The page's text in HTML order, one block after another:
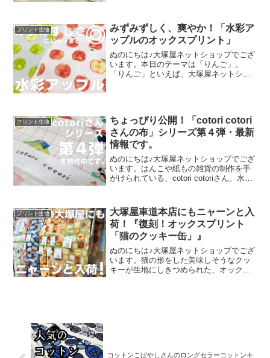
集ページよりご覧いただけます。＼
mingswi
プリント生地
みずみずしく、爽やか！「水彩ア
ップルのオックスプリント」
ぬのにちは♪大塚屋ネットショップでござ
います。本日のテーマは「りんご」。
「りんご」といえば、大塚屋ネットショ
プリント生地
ちょっぴり公開！「cotori cotori
さんの布」シリーズ第４弾・最新
情報です。
ぬのにちは♪大塚屋ネットショップでござ
います。はんこや紙もの雑貨の制作を手
がけられている、cotori cotoriさん。水彩
開されています。cotori cotori
プリント生地
大塚屋車道本店にもニャーンと入
荷！『復刻！オックスプリント
「猫のクッキー缶」』
ぬのにちは♪大塚屋ネットショップでござ
います。猫の形をした美味しそうなクッ
キーが生地にしきつめられた、オックス
コットンこばやしさんのロングセラーコットンキ